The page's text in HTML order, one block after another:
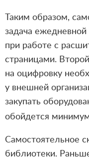
Таким образом,
задача
при работе с
страницами.
на оцифровку
у внешней
закупать
обойдется
Самостоятельное
библиотеки.